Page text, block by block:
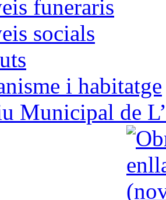
funeraris
socials
i habitatge
Municipal de